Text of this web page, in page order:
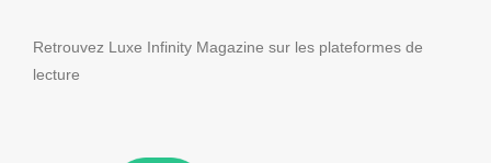
Retrouvez Luxe Infinity Magazine sur les plateformes de
lecture